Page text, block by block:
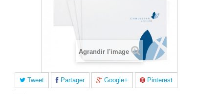
Agrandir l'image
Tweet Partager Google+ Pinterest